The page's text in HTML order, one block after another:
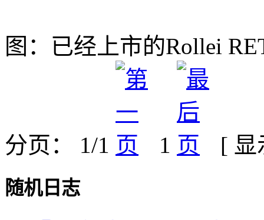
图：已经上市的Rollei
分页： 1/1 1 [
随机日志